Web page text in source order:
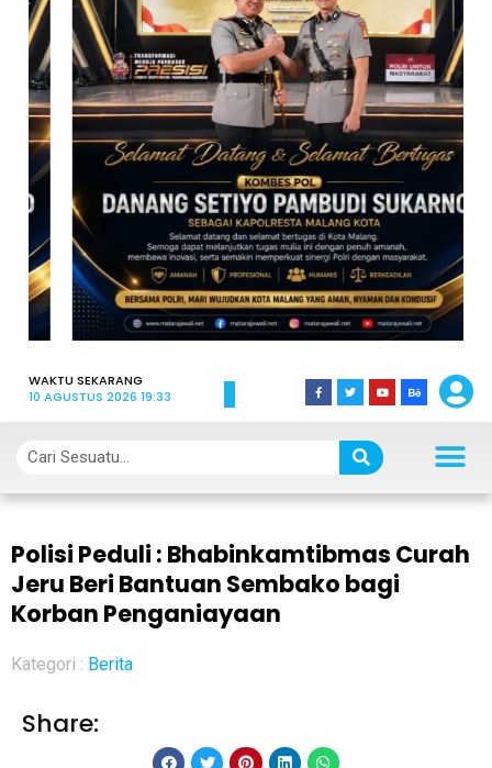
WAKTU SEKARANG
10 AGUSTUS 2026 19:33
Polisi Peduli : Bhabinkamtibmas Curah
Jeru Beri Bantuan Sembako bagi
Korban Penganiayaan
Kategori : Berita
Share: